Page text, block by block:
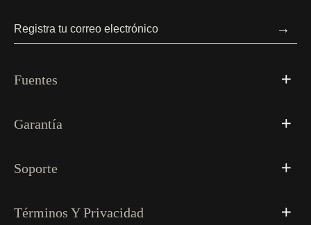
→
Fuentes
Garantía
Soporte
Términos Y Privacidad